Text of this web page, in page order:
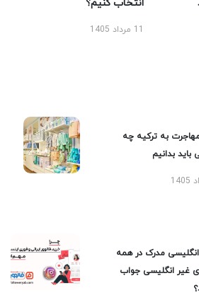
انتخاب کنیم؟
11 مرداد 1405
به ترکیه چه
باید بدانیم
مدرک در همه
غیر انگلیسی جواب